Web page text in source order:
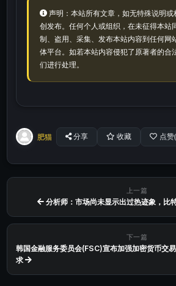
声明：本站所有文章，如无特殊说明
创发布。任何个人或组织，在未征得本站
制、盗用、采集、发布本站内容到任何网
体平台。如若本站内容侵犯了原著者的合
们进行处理。
肥猫 分享 收藏 点赞
上一篇
分析师：市场尚未显示出过热迹象，比
下一篇
韩国金融服务委员会(FSC)宣布加强加密货币交
求